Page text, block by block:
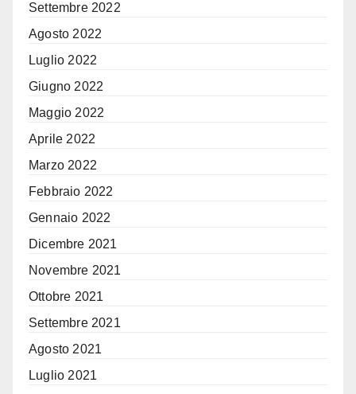
Settembre 2022
Agosto 2022
Luglio 2022
Giugno 2022
Maggio 2022
Aprile 2022
Marzo 2022
Febbraio 2022
Gennaio 2022
Dicembre 2021
Novembre 2021
Ottobre 2021
Settembre 2021
Agosto 2021
Luglio 2021